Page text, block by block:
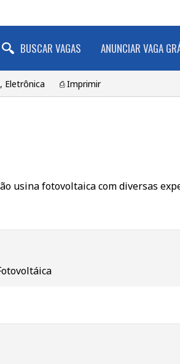
BUSCAR VAGAS ANUNCIAR VAGA
Eletrônica ⎙ Imprimir
usina fotovoltaica com diversas